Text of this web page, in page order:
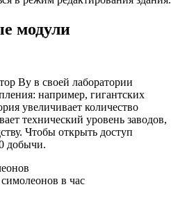
модули
Ву в своей лаборатории
например, гигантских
увеличивает количество
технический уровень заводов,
Чтобы открыть доступ
добычи.
в час